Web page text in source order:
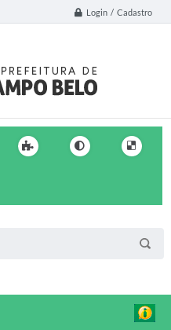
Login / Cadastro